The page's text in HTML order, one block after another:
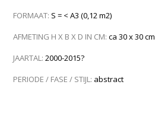
FORMAAT: S = < A3 (0,12 m2)
AFMETING H X B X D IN CM:ca 30 x 30 cm
JAARTAL: 2000-2015?
PERIODE / FASE / STIJL: abstract